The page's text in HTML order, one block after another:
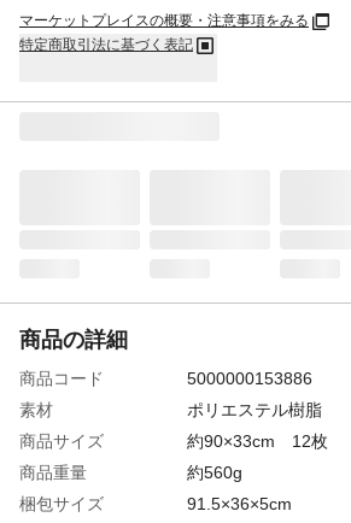
マーケットプレイスの概要・注意事項をみる
特定商取引法に基づく表記
商品の詳細
商品コード
5000000153886
素材
ポリエステル樹脂
商品サイズ
約90×33cm 12枚
商品重量
約560g
梱包サイズ
91.5×36×5cm